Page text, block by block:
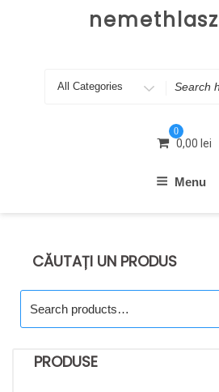
Search
0
0,00 lei
Menu
CĂUTAȚI UN PRODUS
for:
PRODUSE